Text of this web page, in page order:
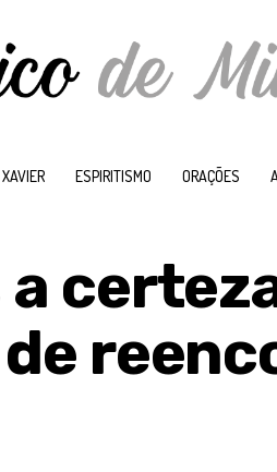
ESPIRITISMO ORAÇÕES